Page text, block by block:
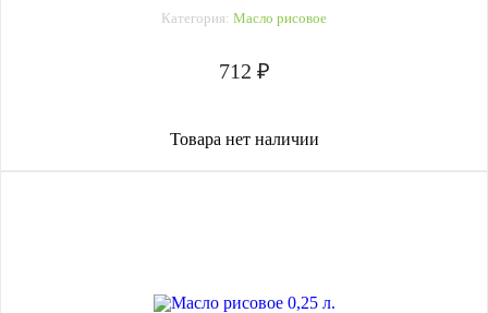
Категория: Масло рисовое
712 ₽
Товара нет наличии